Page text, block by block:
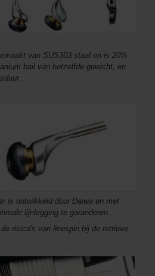
van SUS303 staal en is 20%
bail van hetzelfde gewicht, en
is ontwikkeld door Daiwa en met
lijnlegging te garanderen.
risico's van linespin bij de retrieve.